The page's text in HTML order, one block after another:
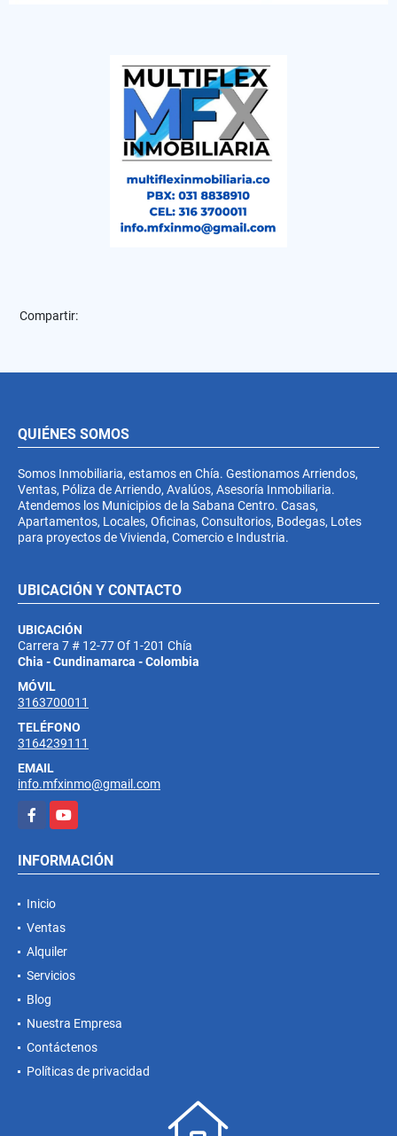
Compartir:
QUIÉNES SOMOS
Somos Inmobiliaria, estamos en Chía. Gestionamos Arriendos,
Ventas, Póliza de Arriendo, Avalúos, Asesoría Inmobiliaria.
Atendemos los Municipios de la Sabana Centro. Casas,
Apartamentos, Locales, Oficinas, Consultorios, Bodegas, Lotes
para proyectos de Vivienda, Comercio e Industria.
UBICACIÓN
Carrera 7 # 12-77 Of 1-201 Chía
Chia - Cundinamarca - Colombia
MÓVIL
3163700011
TELÉFONO
3164239111
EMAIL
info.mfxinmo@gmail.com
FacebookYouTube
Inicio
Ventas
Alquiler
Servicios
Blog
Nuestra Empresa
Contáctenos